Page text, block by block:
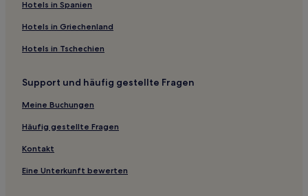
Hotels in Spanien
Hotels in Griechenland
Hotels in Tschechien
Support und häufig gestellte Fragen
Meine Buchungen
Häufig gestellte Fragen
Kontakt
Eine Unterkunft bewerten